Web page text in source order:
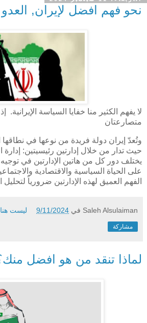
نحو فهم افضل لإيران,
لا يفهم الكثير منا خفايا السياسة الإيرانية.
متصارعتان
وتُعدّ إيران دولة فريدة من نوعها في نطاقها
حيث تدار من خلال إدارتين رئيسيتين: إدارة
يختلف دور كل من هاتين الإدارتين في توجيه
على الحياة السياسية والاقتصادية
الفهم العميق لهذه الإدارتين ضرورياً
Saleh Alsulaiman في 9/11/2024 ليست
مشاركة
لماذا تنقد من هو افضل